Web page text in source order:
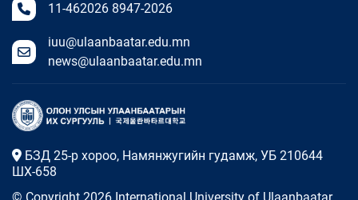
11-462026 8947-2026
iuu@ulaanbaatar.edu.mn
news@ulaanbaatar.edu.mn
БЗД 25-р хороо, Намянжугийн гудамж, УБ 210644
ШХ-658